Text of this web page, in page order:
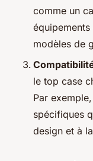
comme un
modèles de
le top case
Par
spécifiques
design et à